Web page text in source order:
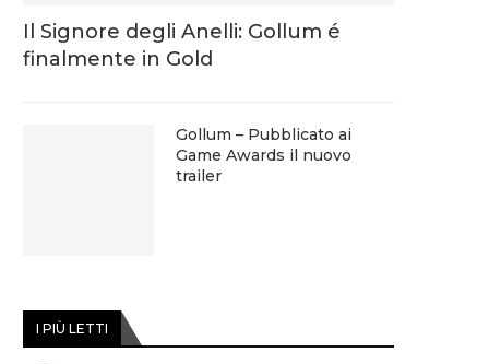
Il Signore degli Anelli: Gollum é
finalmente in Gold
Gollum – Pubblicato ai
Game Awards il nuovo
trailer
I PIÙ LETTI